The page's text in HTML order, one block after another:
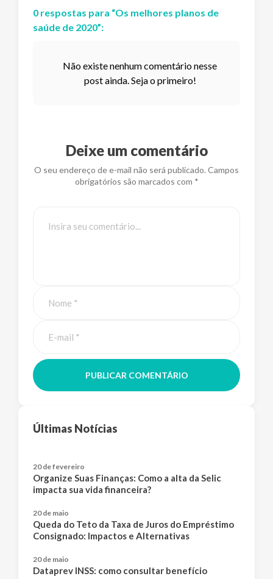
0 respostas para “Os melhores planos de
saúde de 2020”:
Não existe nenhum comentário nesse
post ainda. Seja o primeiro!
Deixe um comentário
O seu endereço de e-mail não será publicado. Campos
obrigatórios são marcados com *
PUBLICAR COMENTÁRIO
Últimas Notícias
20 de fevereiro
Organize Suas Finanças: Como a alta da Selic
impacta sua vida financeira?
20 de maio
Queda do Teto da Taxa de Juros do Empréstimo
Consignado: Impactos e Alternativas
20 de maio
Dataprev INSS: como consultar benefício